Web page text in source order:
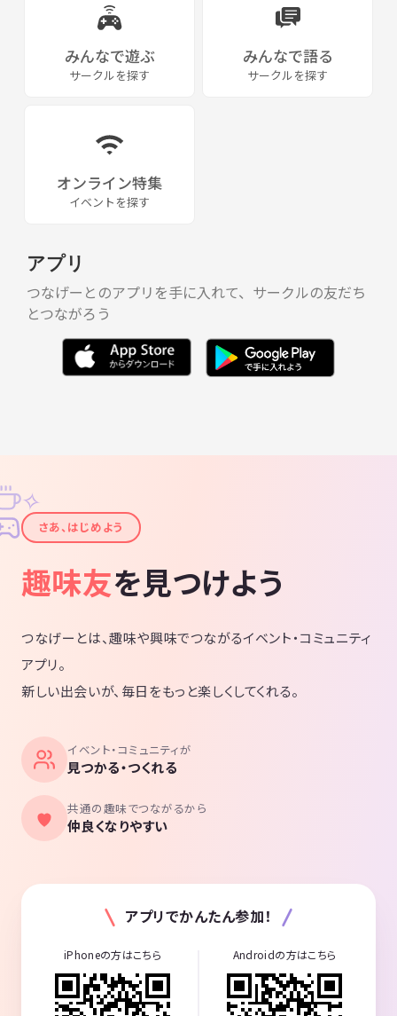
みんなで遊ぶ
サークルを探す
みんなで語る
サークルを探す
オンライン特集
イベントを探す
アプリ
つなげーとのアプリを手に入れて、サークルの友だち
とつながろう
✦
✧
さあ、はじめよう
趣味友を見つけよう
つなげーとは、趣味や興味でつながるイベント・コミュニティ
アプリ。
新しい出会いが、毎日をもっと楽しくしてくれる。
イベント・コミュニティが
見つかる・つくれる
共通の趣味でつながるから
仲良くなりやすい
アプリでかんたん参加！
iPhoneの方はこちら Androidの方はこちら